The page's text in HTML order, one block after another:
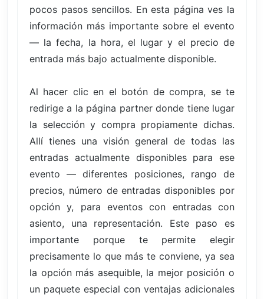
pocos pasos sencillos. En esta página ves la
información más importante sobre el evento
— la fecha, la hora, el lugar y el precio de
entrada más bajo actualmente disponible.
Al hacer clic en el botón de compra, se te
redirige a la página partner donde tiene lugar
la selección y compra propiamente dichas.
Allí tienes una visión general de todas las
entradas actualmente disponibles para ese
evento — diferentes posiciones, rango de
precios, número de entradas disponibles por
opción y, para eventos con entradas con
asiento, una representación. Este paso es
importante porque te permite elegir
precisamente lo que más te conviene, ya sea
la opción más asequible, la mejor posición o
un paquete especial con ventajas adicionales